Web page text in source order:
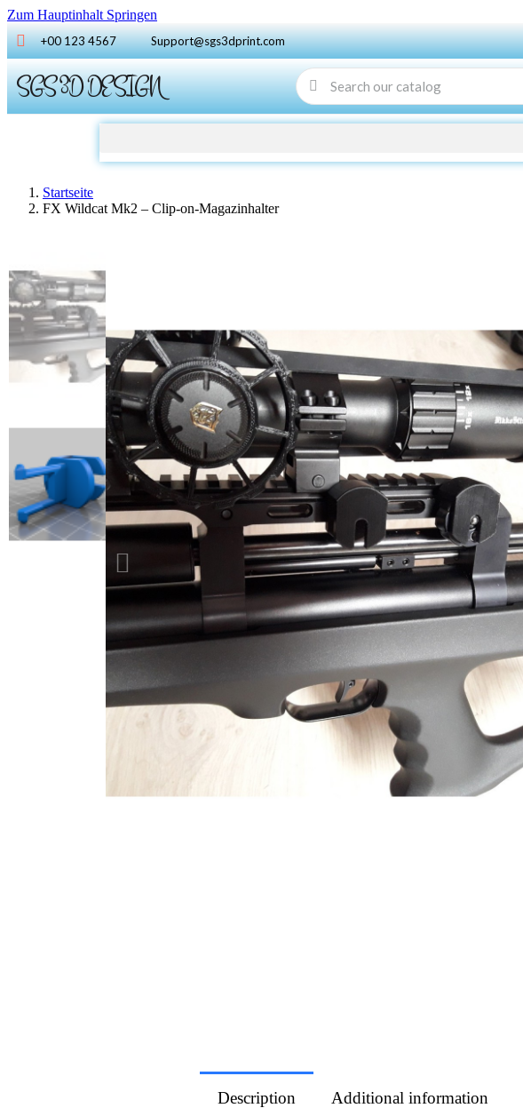
Zum Hauptinhalt Springen
+00 123 4567 Support@sgs3dprint.com
SGS 3D DESIGN
Startseite
FX Wildcat Mk2 – Clip-on-Magazinhalter
Description Additional information